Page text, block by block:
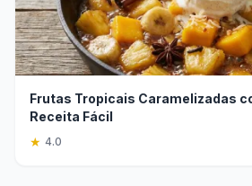
Frutas Tropicais Caramelizadas
Receita Fácil
★ 4.0